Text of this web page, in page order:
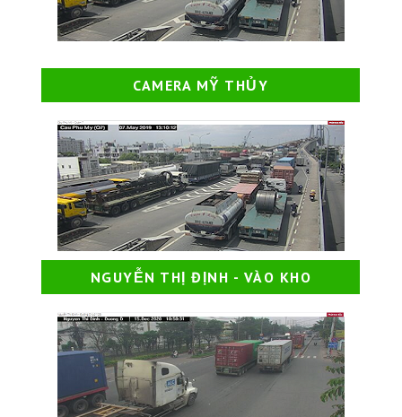
CAMERA MỸ THỦY
NGUYỄN THỊ ĐỊNH - VÀO KHO